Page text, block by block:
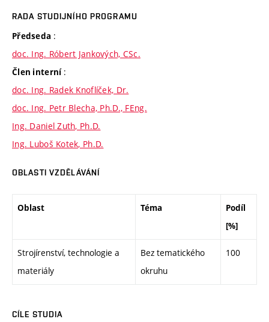
RADA STUDIJNÍHO PROGRAMU
Předseda :
doc. Ing. Róbert Jankových, CSc.
Člen interní :
doc. Ing. Radek Knoflíček, Dr.
doc. Ing. Petr Blecha, Ph.D., FEng.
Ing. Daniel Zuth, Ph.D.
Ing. Luboš Kotek, Ph.D.
OBLASTI VZDĚLÁVÁNÍ
Oblast Téma
Podíl
[%]
Strojírenství, technologie a
materiály
Bez tematického
okruhu
100
CÍLE STUDIA